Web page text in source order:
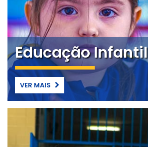
Educação Infantil
VER MAIS